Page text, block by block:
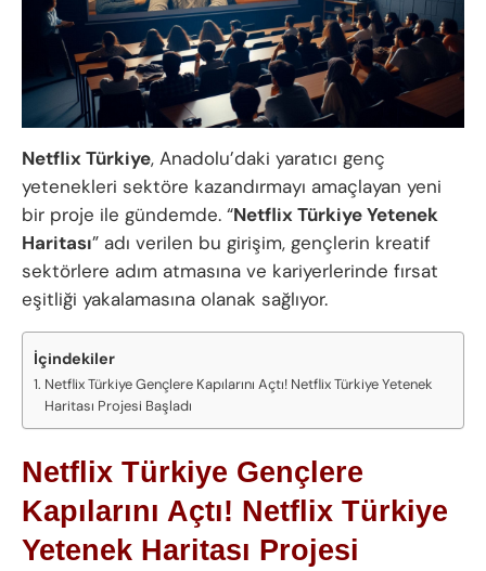
Netflix Türkiye, Anadolu’daki yaratıcı genç
yetenekleri sektöre kazandırmayı amaçlayan yeni
bir proje ile gündemde. “Netflix Türkiye Yetenek
Haritası” adı verilen bu girişim, gençlerin kreatif
sektörlere adım atmasına ve kariyerlerinde fırsat
eşitliği yakalamasına olanak sağlıyor.
İçindekiler
Netflix Türkiye Gençlere Kapılarını Açtı! Netflix Türkiye Yetenek
Haritası Projesi Başladı
Netflix Türkiye Gençlere
Kapılarını Açtı! Netflix Türkiye
Yetenek Haritası Projesi